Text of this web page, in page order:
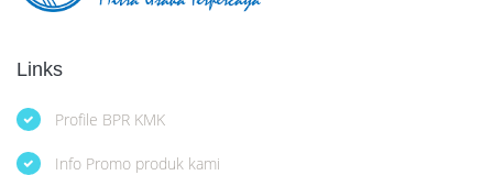
Links
Profile BPR KMK
Info Promo produk kami